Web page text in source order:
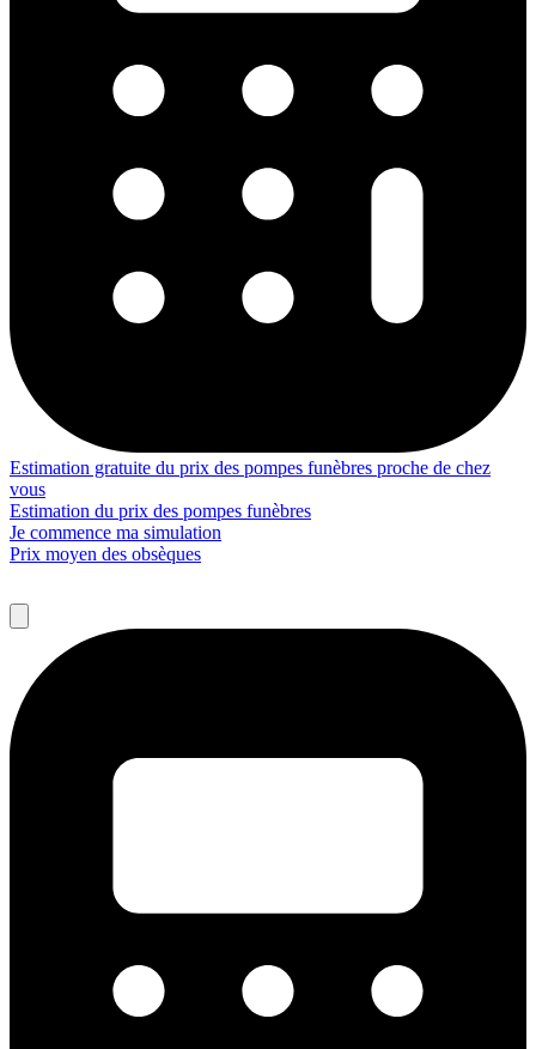
Estimation gratuite du prix des pompes funèbres proche de chez
vous
Estimation du prix des pompes funèbres
Je commence ma simulation
Prix moyen des obsèques